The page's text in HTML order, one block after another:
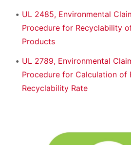
UL 2485, Environmental
Procedure for Recyclability
Products
UL 2789, Environmental
Procedure for Calculation of
Recyclability Rate